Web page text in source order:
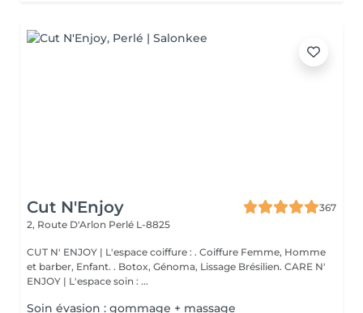
Cut N'Enjoy
367
2, Route D'Arlon Perlé L-8825
CUT N' ENJOY | L'espace coiffure : . Coiffure Femme, Homme
et barber, Enfant. . Botox, Génoma, Lissage Brésilien. CARE N'
ENJOY | L'espace soin : ...
Soin évasion : gommage + massage